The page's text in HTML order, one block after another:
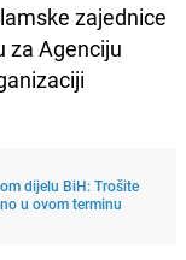
zajednice
za Agenciju
dijelu BiH: Trošite
u ovom terminu